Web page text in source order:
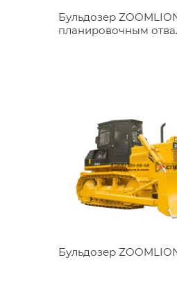
Бульдозер
планировочным
Бульдозер